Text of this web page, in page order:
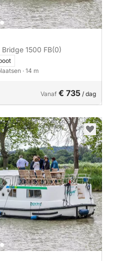
1500 FB(0)
· 14 m
Vanaf € 735 / dag